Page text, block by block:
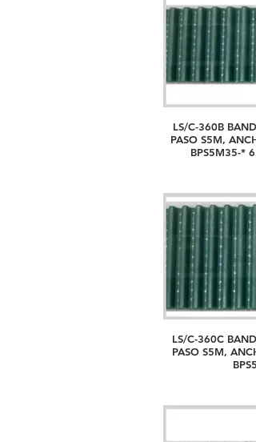
LS/C-360B
PASO S5M,
BPS5M35-*
LS/C-360C
PASO S5M,